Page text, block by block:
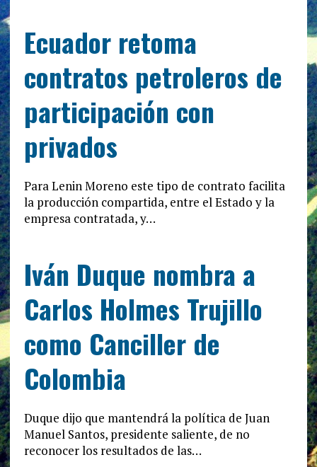
Ecuador retoma
contratos petroleros de
participación con
privados
Para Lenin Moreno este tipo de contrato facilita
la producción compartida, entre el Estado y la
empresa contratada, y…
Iván Duque nombra a
Carlos Holmes Trujillo
como Canciller de
Colombia
Duque dijo que mantendrá la política de Juan
Manuel Santos, presidente saliente, de no
reconocer los resultados de las…